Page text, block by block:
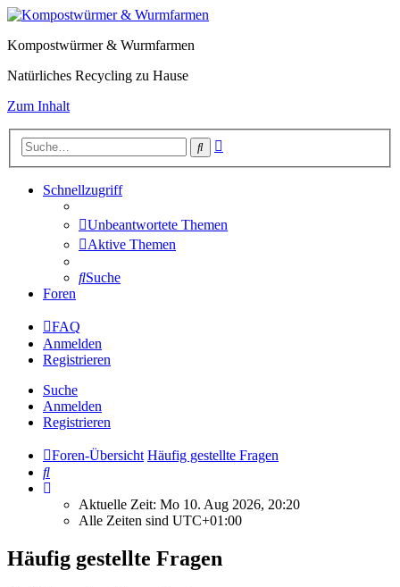
Kompostwürmer & Wurmfarmen
Natürliches Recycling zu Hause
Zum Inhalt
Suche
Schnellzugriff
Unbeantwortete Themen
Aktive Themen
Suche
Foren
FAQ
Anmelden
Registrieren
Suche
Anmelden
Registrieren
Foren-Übersicht Häufig gestellte Fragen
Suche
Aktuelle Zeit: Mo 10. Aug 2026, 20:20
Alle Zeiten sind UTC+01:00
Häufig gestellte Fragen